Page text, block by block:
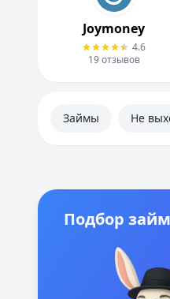
Joymoney
4.6
19 отзывов
Займы Не
Подбор